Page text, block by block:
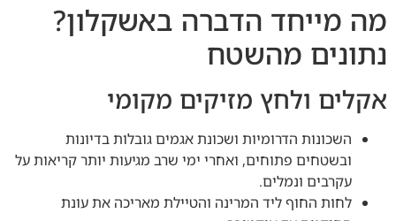
מה מייחד הדברה באשקלון?
נתונים מהשטח
אקלים ולחץ מזיקים מקומי
השכונות הדרומיות ושכונת אגמים גובלות בדיונות
ובשטחים פתוחים, ואחרי ימי שרב מגיעות יותר קריאות על
עקרבים ונמלים.
לחות החוף ליד המרינה והטיילת מאריכה את עונת